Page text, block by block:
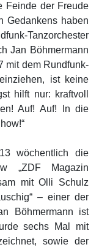
Feinde der Freude
Gedankens haben
Tanzorchester
Jan Böhmermann
mit dem Rundfunk-
ist keine
hilft nur: kraftvoll
Auf! Auf! In die
wöchentlich die
„ZDF Magazin
mit Olli Schulz
– einer der
Böhmermann ist
sechs Mal mit
sowie der